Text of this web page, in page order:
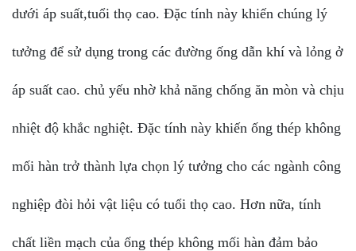
dưới áp suất,tuổi thọ cao. Đặc tính này khiến chúng lý
tưởng để sử dụng trong các đường ống dẫn khí và lỏng ở
áp suất cao. chủ yếu nhờ khả năng chống ăn mòn và chịu
nhiệt độ khắc nghiệt. Đặc tính này khiến ống thép không
mối hàn trở thành lựa chọn lý tưởng cho các ngành công
nghiệp đòi hỏi vật liệu có tuổi thọ cao. Hơn nữa, tính
chất liền mạch của ống thép không mối hàn đảm bảo